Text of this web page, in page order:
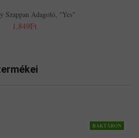
Szappan Adagoló, "Yes"
1,849Ft
RAKTÁRON